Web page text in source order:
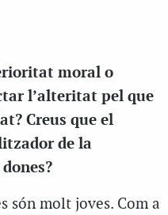
moral o
l’alteritat pel que
Creus que el
de la
són molt joves. Com a